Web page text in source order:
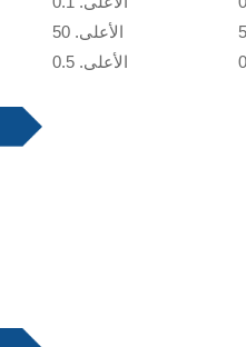
الأعلى. 50
الأعلى. 0.5